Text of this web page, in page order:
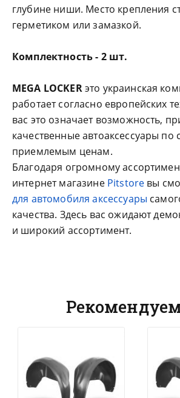
глубине ниши. Место крепления
герметиком или замазкой.
Комплектность - 2 шт.
MEGA LOCKERэто украинская
работает согласно европейских
вас это означает возможность,
качественные автоаксессуары
приемлемым ценам.
Благодаря огромному
интернет магазине Pitstore вы
для автомобиля аксессуары
качества. Здесь вас ожидают
и широкий ассортимент.